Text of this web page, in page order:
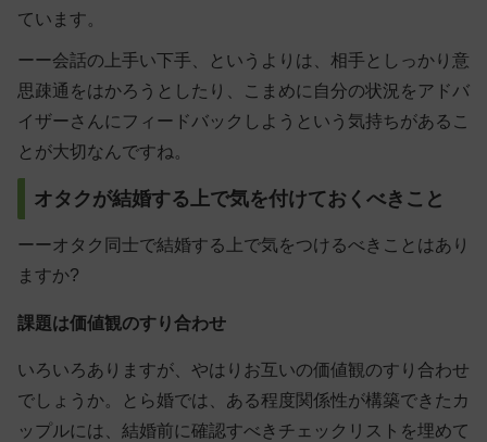
ています。
ーー会話の上手い下手、というよりは、相手としっかり意
思疎通をはかろうとしたり、こまめに自分の状況をアドバ
イザーさんにフィードバックしようという気持ちがあるこ
とが大切なんですね。
オタクが結婚する上で気を付けておくべきこと
ーーオタク同士で結婚する上で気をつけるべきことはあり
ますか?
課題は価値観のすり合わせ
いろいろありますが、やはり お互いの価値観のすり合わせ
でしょうか。とら婚では、ある程度関係性が構築できたカ
ップルには、結婚前に確認すべきチェックリストを埋めて